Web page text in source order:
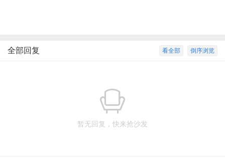
倒序浏览
看全部
全部回复
暂无回复，快来抢沙发